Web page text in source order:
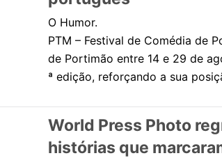
O Humor.
PTM – Festival de Comédia de
de Portimão entre 14 e 29 de
ª edição, reforçando a sua
World Press Photo
histórias que